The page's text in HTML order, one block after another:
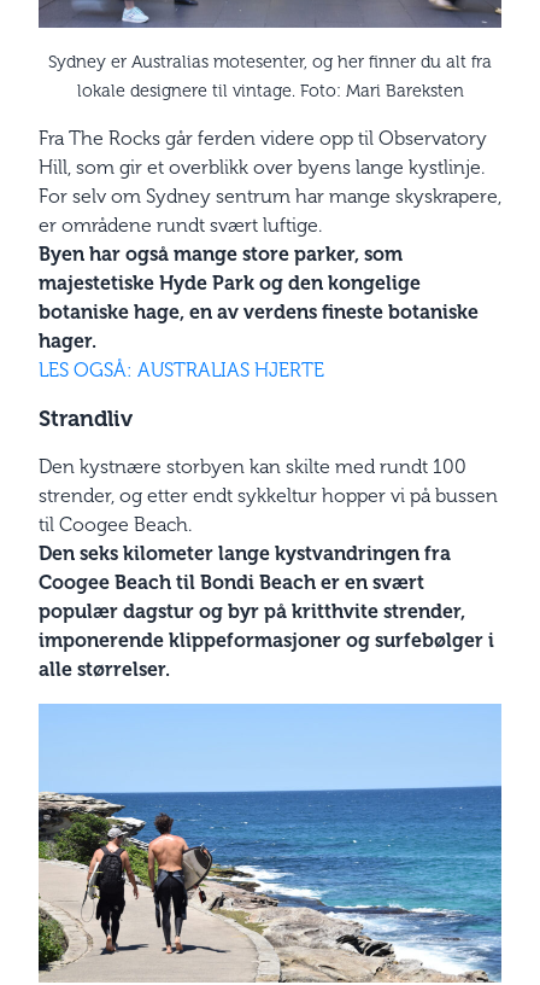
Sydney er Australias motesenter, og her finner du alt fra
lokale designere til vintage. Foto: Mari Bareksten
Fra The Rocks går ferden videre opp til Observatory
Hill, som gir et overblikk over byens lange kystlinje.
For selv om Sydney sentrum har mange skyskrapere,
er områdene rundt svært luftige.
Byen har også mange store parker, som
majestetiske Hyde Park og den kongelige
botaniske hage, en av verdens fineste botaniske
hager.
LES OGSÅ: AUSTRALIAS HJERTE
Strandliv
Den kystnære storbyen kan skilte med rundt 100
strender, og etter endt sykkeltur hopper vi på bussen
til Coogee Beach.
Den seks kilometer lange kystvandringen fra
Coogee Beach til Bondi Beach er en svært
populær dagstur og byr på kritthvite strender,
imponerende klippeformasjoner og surfebølger i
alle størrelser.